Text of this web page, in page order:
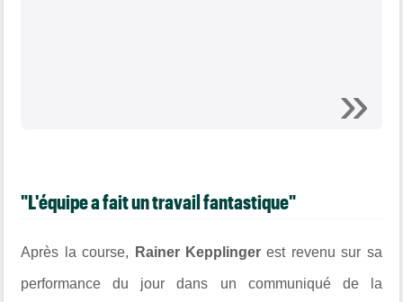
"L'équipe a fait un travail fantastique"
Après la course, Rainer Kepplinger est revenu sur sa
performance du jour dans un communiqué de la